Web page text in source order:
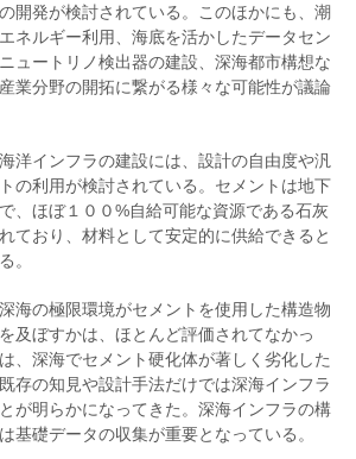
開発が検討されている。このほかにも、潮
ネルギー利用、海底を活かしたデータセン
ュートリノ検出器の建設、深海都市構想な
業分野の開拓に繋がる様々な可能性が議論
洋インフラの建設には、設計の自由度や汎
の利用が検討されている。セメントは地下
、ほぼ１００%自給可能な資源である石灰
ており、材料として安定的に供給できると
。
海の極限環境がセメントを使用した構造物
及ぼすかは、ほとんど評価されてなかっ
、深海でセメント硬化体が著しく劣化した
存の知見や設計手法だけでは深海インフラ
が明らかになってきた。深海インフラの構
基礎データの収集が重要となっている。